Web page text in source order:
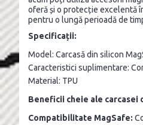
oferă și o protecție excelentă
pentru o lungă perioadă de
Specificații:
Model: Carcasă din silicon
Caracteristici suplimentare:
Material: TPU
Beneficii cheie ale carcasei
Compatibilitate MagSafe: